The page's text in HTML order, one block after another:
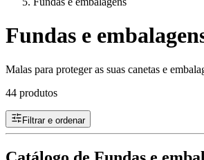
Fundas e
Malas para proteger as suas canetas e
44 produtos
Filtrar e ordenar